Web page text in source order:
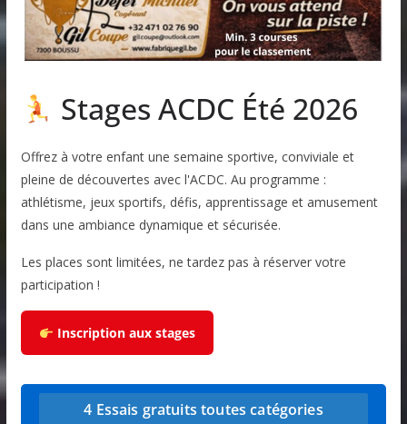
Stages ACDC Été 2026
Offrez à votre enfant une semaine sportive, conviviale et
pleine de découvertes avec l'ACDC. Au programme :
athlétisme, jeux sportifs, défis, apprentissage et amusement
dans une ambiance dynamique et sécurisée.
Les places sont limitées, ne tardez pas à réserver votre
participation !
Inscription aux stages
4 Essais gratuits toutes catégories